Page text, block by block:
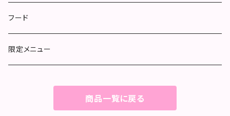
フード
限定メニュー
商品一覧に戻る